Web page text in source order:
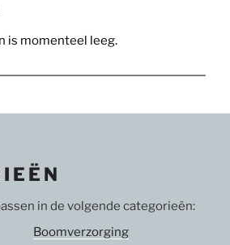
is momenteel leeg.
in de volgende categorieën:
Boomverzorging